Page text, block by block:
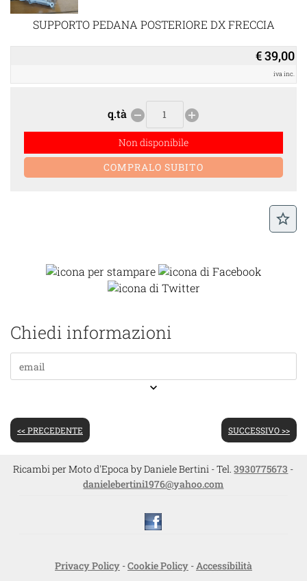
SUPPORTO PEDANA POSTERIORE DX FRECCIA
€ 39,00
iva inc.
q.tà remove_circle add_circle
Non disponibile
star_border
Chiedi informazioni
keyboard_arrow_down
<< PRECEDENTE SUCCESSIVO >>
Ricambi per Moto d'Epoca by Daniele Bertini - Tel.3930775673 -
danielebertini1976@yahoo.com
Privacy Policy-Cookie Policy-Accessibilità